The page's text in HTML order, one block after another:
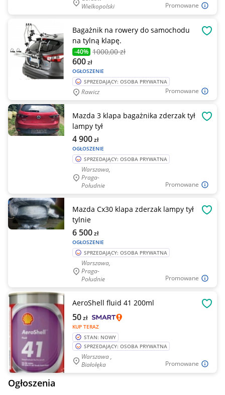
Promowane
Wielkopolski
Promowane
Bagażnik na rowery do samochodu
na tylną klapę.
-40% 1000,00 zł
OGŁOSZENIE
600zł
SPRZEDAJĄCY: OSOBA PRYWATNA
Rawicz
Promowane
Mazda 3 klapa bagażnika zderzak tył
lampy tył
OGŁOSZENIE
4 900zł
SPRZEDAJĄCY: OSOBA PRYWATNA
Warszawa,
Praga-
Południe
Promowane
Mazda Cx30 klapa zderzak lampy tył
tylnie
OGŁOSZENIE
6 500zł
SPRZEDAJĄCY: OSOBA PRYWATNA
Warszawa,
Praga-
Południe
Promowane
AeroShell fluid 41 200ml
KUP TERAZ
50zł
STAN: NOWY
SPRZEDAJĄCY: OSOBA PRYWATNA
Warszawa ,
Białołęka
Ogłoszenia